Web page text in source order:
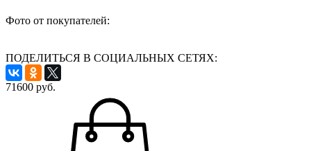
Фото от покупателей:
ПОДЕЛИТЬСЯ В СОЦИАЛЬНЫХ СЕТЯХ:
71600 руб.